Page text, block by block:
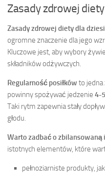
Zasady zdrowej
Zasady zdrowej diety dla
ogromne znaczenie dla jego
Kluczowe jest, aby wybory
składników odżywczych.
Regularność posiłków to jedna
powinny spożywać jedzenie 4-
Taki rytm zapewnia stały
głodu.
Warto zadbać o zbilansowaną
istotnych elementów, które
pełnoziarniste produkty,